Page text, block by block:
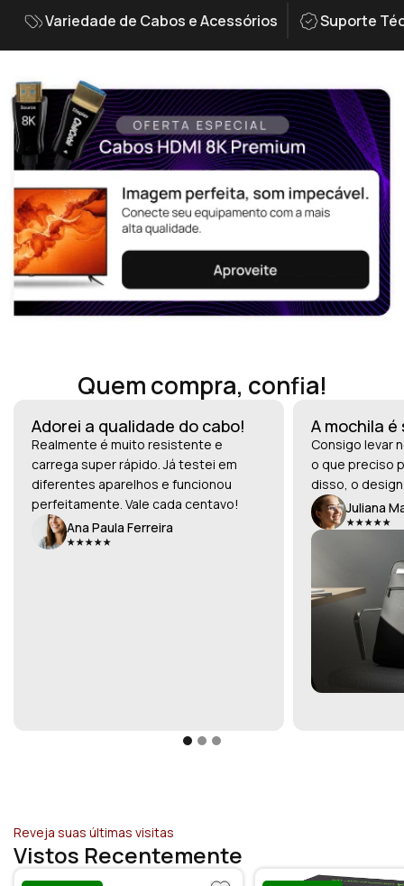
Variedade de Cabos e Acessórios Suporte
Quem compra, confia!
Adorei a qualidade do cabo!
Realmente é muito resistente e
carrega super rápido. Já testei em
diferentes aparelhos e funcionou
perfeitamente. Vale cada centavo!
Ana Paula Ferreira
A mochila
Consigo levar
o que preciso
disso, o
Juliana
Reveja suas últimas visitas
Vistos Recentemente